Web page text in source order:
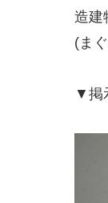
造建
(ま
▼掲